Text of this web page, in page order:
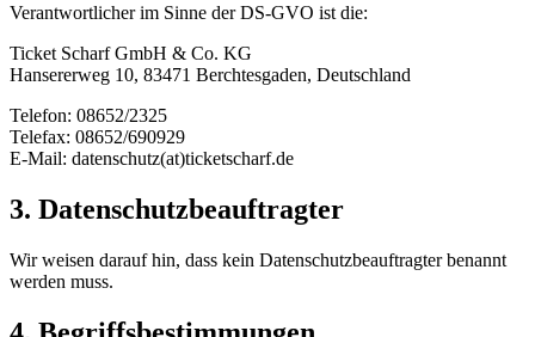
Verantwortlicher im Sinne der DS-GVO ist die:
Ticket Scharf GmbH & Co. KG
Hansererweg 10, 83471 Berchtesgaden, Deutschland
Telefon: 08652/2325
Telefax: 08652/690929
E-Mail: datenschutz(at)ticketscharf.de
3. Datenschutzbeauftragter
Wir weisen darauf hin, dass kein Datenschutzbeauftragter benannt
werden muss.